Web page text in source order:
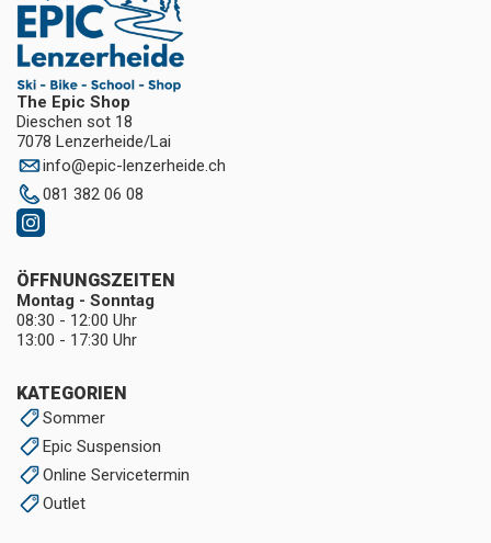
The Epic Shop
Dieschen sot 18
7078 Lenzerheide/Lai
info@epic-lenzerheide.ch
081 382 06 08
KATEGORIEN
Sommer
Epic Suspension
Online Servicetermin
Outlet
ÖFFNUNGSZEITEN
Montag - Sonntag
08:30 - 12:00 Uhr
13:00 - 17:30 Uhr